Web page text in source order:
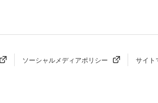
ソーシャルメディアポリシー サイト